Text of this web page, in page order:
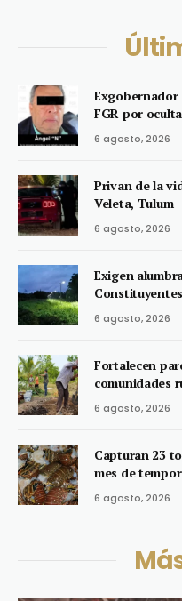
FGR por
6 agosto, 2026
Privan de la
Veleta, Tulum
6 agosto, 2026
Exigen
6 agosto, 2026
Fortalecen
comunidades
6 agosto, 2026
Capturan 23
mes de
6 agosto, 2026